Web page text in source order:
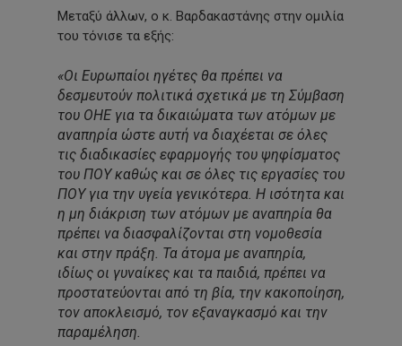
Μεταξύ άλλων, ο κ. Βαρδακαστάνης στην ομιλία
του τόνισε τα εξής:
«Οι Ευρωπαίοι ηγέτες θα πρέπει να
δεσμευτούν πολιτικά σχετικά με τη Σύμβαση
του ΟΗΕ για τα δικαιώματα των ατόμων με
αναπηρία ώστε αυτή να διαχέεται σε όλες
τις διαδικασίες εφαρμογής του ψηφίσματος
του ΠΟΥ καθώς και σε όλες τις εργασίες του
ΠΟΥ για την υγεία γενικότερα. Η ισότητα και
η μη διάκριση των ατόμων με αναπηρία θα
πρέπει να διασφαλίζονται στη νομοθεσία
και στην πράξη. Τα άτομα με αναπηρία,
ιδίως οι γυναίκες και τα παιδιά, πρέπει να
προστατεύονται από τη βία, την κακοποίηση,
τον αποκλεισμό, τον εξαναγκασμό και την
παραμέληση.